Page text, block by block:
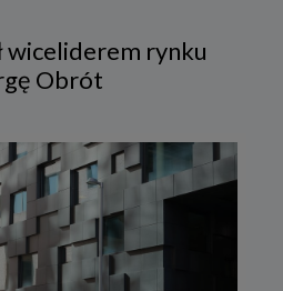
wiceliderem rynku
Obrót